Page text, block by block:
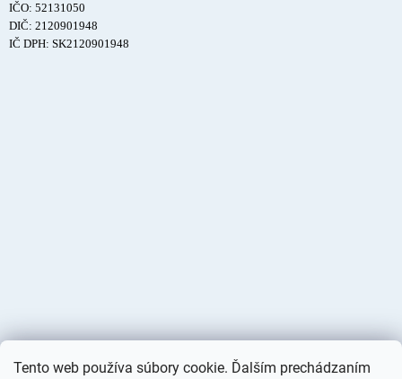
Tento web používa súbory cookie. Ďalším prechádzaním
IČO: 52131050
DIČ: 2120901948
IČ DPH: SK2120901948